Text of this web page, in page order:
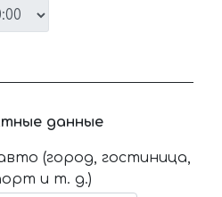
данные
(город, гостиница,
и т. д.)